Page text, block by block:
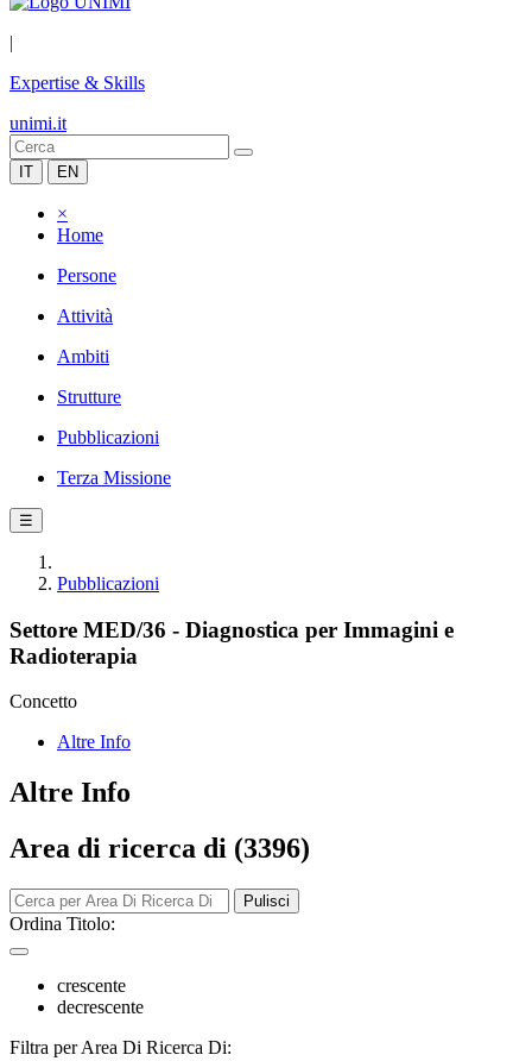
|
Expertise & Skills
unimi.it
IT EN
×
Home
Persone
Attività
Ambiti
Strutture
Pubblicazioni
Terza Missione
☰
Pubblicazioni
Settore MED/36 - Diagnostica per Immagini e
Radioterapia
Concetto
Altre Info
Altre Info
Area di ricerca di (3396)
Pulisci
Ordina Titolo:
crescente
decrescente
Filtra per Area Di Ricerca Di: